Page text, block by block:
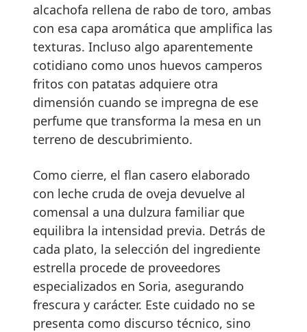
alcachofa rellena de rabo de toro, ambas
con esa capa aromática que amplifica las
texturas. Incluso algo aparentemente
cotidiano como unos huevos camperos
fritos con patatas adquiere otra
dimensión cuando se impregna de ese
perfume que transforma la mesa en un
terreno de descubrimiento.
Como cierre, el flan casero elaborado
con leche cruda de oveja devuelve al
comensal a una dulzura familiar que
equilibra la intensidad previa. Detrás de
cada plato, la selección del ingrediente
estrella procede de proveedores
especializados en Soria, asegurando
frescura y carácter. Este cuidado no se
presenta como discurso técnico, sino